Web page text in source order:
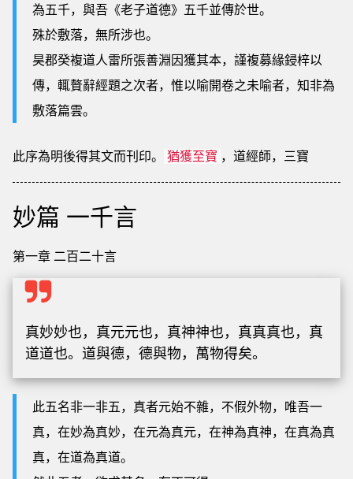
為五千，與吾《老子道德》五千並傳於世。
殊於敷落，無所涉也。
昊郡癸複道人雷所張善淵因獲其本，謹複募緣鋟梓以
傳，輒贅辭經題之次者，惟以喻開卷之未喻者，知非為
敷落篇雲。
此序為明後得其文而刊印。 猶獲至寶 ，道經師，三寶
妙篇 一千言
第一章 二百二十言
真妙妙也，真元元也，真神神也，真真真也，真
道道也。道與德，德與物，萬物得矣。
此五名非一非五，真者元始不雜，不假外物，唯吾一
真，在妙為真妙，在元為真元，在神為真神，在真為真
真，在道為真道。